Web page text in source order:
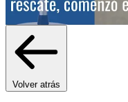
Volver atrás